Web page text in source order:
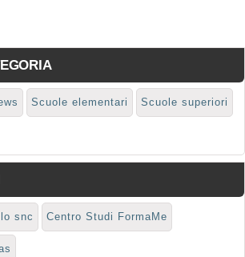
Scuole elementari Scuole superiori
snc Centro Studi FormaMe